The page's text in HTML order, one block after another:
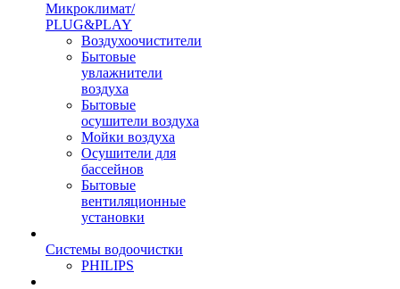
Микроклимат/
PLUG&PLAY
Воздухоочистители
Бытовые
увлажнители
воздуха
Бытовые
осушители воздуха
Мойки воздуха
Осушители для
бассейнов
Бытовые
вентиляционные
установки
Системы водоочистки
PHILIPS